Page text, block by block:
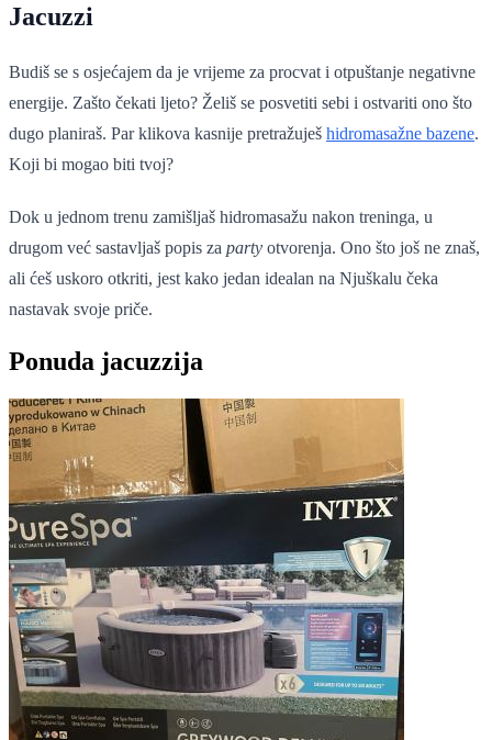
Jacuzzi
Budiš se s osjećajem da je vrijeme za procvat i otpuštanje negativne
energije. Zašto čekati ljeto? Želiš se posvetiti sebi i ostvariti ono što
dugo planiraš. Par klikova kasnije pretražuješ hidromasažne bazene.
Koji bi mogao biti tvoj?
Dok u jednom trenu zamišljaš hidromasažu nakon treninga, u
drugom već sastavljaš popis za party otvorenja. Ono što još ne znaš,
ali ćeš uskoro otkriti, jest kako jedan idealan na Njuškalu čeka
nastavak svoje priče.
Ponuda jacuzzija